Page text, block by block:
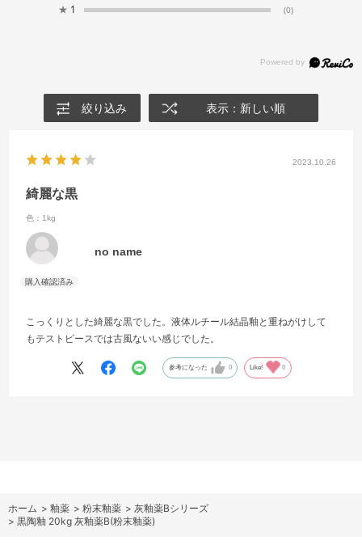
★ 1 (0)
絞り込み 表示：新しい順
2023.10.26
綺麗な黒
色：1kg
no name
こっくりとした綺麗な黒でした。液体ルチール結晶釉と重ねがけして
もテストピースでは古風ないい感じでした。
参考になった 0 Like! 0
ホーム > 釉薬 > 粉末釉薬 > 灰釉薬Bシリーズ
> 黒陶釉 20kg 灰釉薬B(粉末釉薬)